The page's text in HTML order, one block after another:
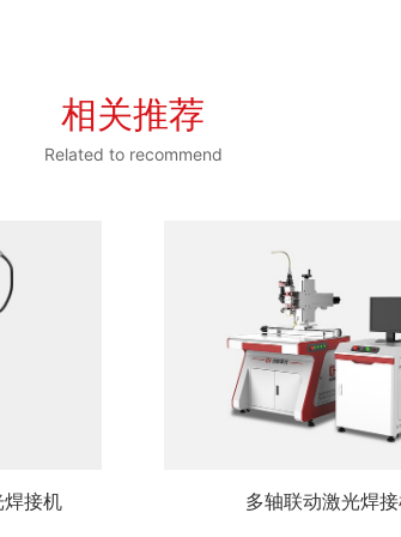
相关推荐
Related to recommend
焊接机 多轴联动激光焊